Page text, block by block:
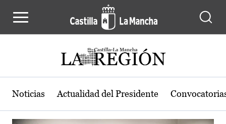
Actualidad de la región de Castilla-
Noticias Actualidad del Presidente